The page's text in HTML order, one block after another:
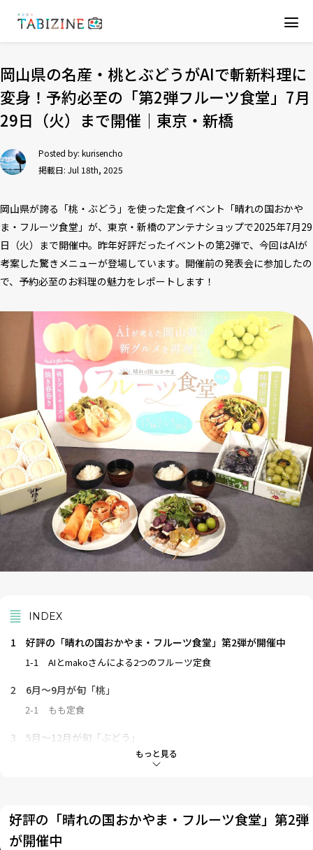
岡山県の名産・桃とぶどうがAIで斬新料理に
変身！予約必至の「第2弾フルーツ食堂」7月
29日（火）まで開催｜東京・新橋
Posted by: kurisencho
掲載日: Jul 18th, 2025
岡山県が誇る「桃・ぶどう」を使った定食イベント「晴れの国おかや
ま・フルーツ食堂」が、東京・新橋のアンテナショップで2025年7月29
日（火）まで開催中。昨年好評だったイベントの第2弾で、今回はAIが
考案した驚きメニューが登場しています。開催前の発表会に参加したの
で、予約必至のお料理の魅力をレポートします！
もっと見る
INDEX
1 好評の「晴れの国おかやま・フルーツ食堂」第2弾が開催中
1-1 AIとmakoさんによる2つのフルーツ定食
2 6月〜9月が旬「桃」
2-1 もも定食
3 5月〜12月が旬「ぶどう」
好評の「晴れの国おかやま・フルーツ食堂」第2弾
が開催中